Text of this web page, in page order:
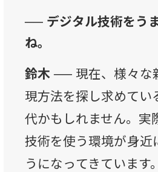
── デジタル技術をう
ね。
鈴木 ── 現在、様々な
現方法を探し求めてい
代かもしれません。実
技術を使う環境が身近
うになってきていま